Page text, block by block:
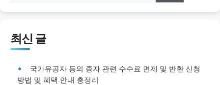
최신 글
국가유공자 등의 종자 관련 수수료 면제 및 반환 신청
방법 및 혜택 안내 총정리